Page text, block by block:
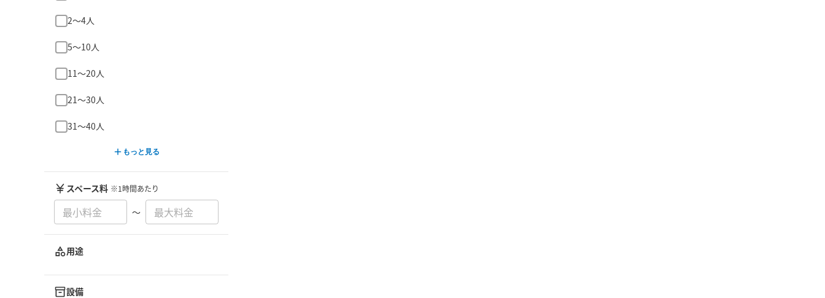
2〜4人
5〜10人
11〜20人
21〜30人
31〜40人
もっと見る
スペース料 ※1時間あたり
〜
用途
設備